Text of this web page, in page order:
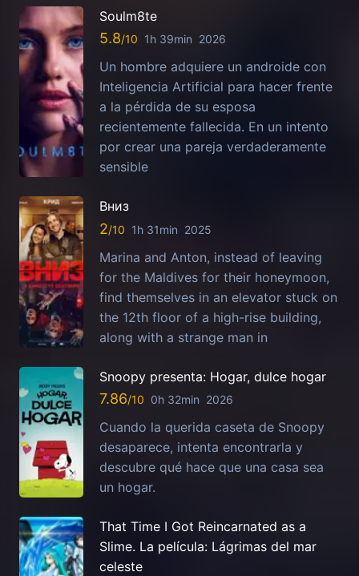
Soulm8te
5.8 1h 39min 2026
Un hombre adquiere un androide con
Inteligencia Artificial para hacer frente
a la pérdida de su esposa
recientemente fallecida. En un intento
por crear una pareja verdaderamente
sensible
Вниз
2 1h 31min 2025
Marina and Anton, instead of leaving
for the Maldives for their honeymoon,
find themselves in an elevator stuck on
the 12th floor of a high-rise building,
along with a strange man in
Snoopy presenta: Hogar, dulce hogar
7.86 0h 32min 2026
Cuando la querida caseta de Snoopy
desaparece, intenta encontrarla y
descubre qué hace que una casa sea
un hogar.
That Time I Got Reincarnated as a
Slime. La película: Lágrimas del mar
celeste